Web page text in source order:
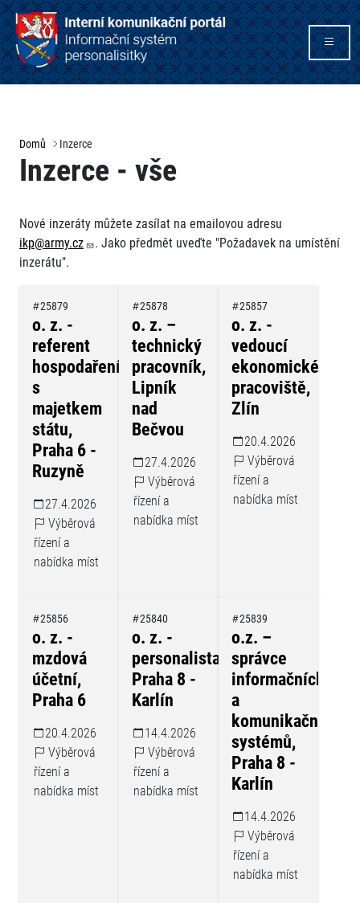
Domů Inzerce
Inzerce - vše
Nové inzeráty můžete zasílat na emailovou adresu
ikp@army.cz
. Jako předmět uveďte "Požadavek na umístění
inzerátu".
25879
o. z. -
referent
hospodaření
s
majetkem
státu,
Praha 6 -
Ruzyně
27.4.2026
Výběrová
řízení a
nabídka míst
25878
o. z. –
technický
pracovník,
Lipník
nad
Bečvou
27.4.2026
Výběrová
řízení a
nabídka míst
25857
o. z. -
vedoucí
ekonomického
pracoviště,
Zlín
20.4.2026
Výběrová
řízení a
nabídka míst
25856
o. z. -
mzdová
účetní,
Praha 6
20.4.2026
Výběrová
řízení a
nabídka míst
25840
o. z. -
personalista,
Praha 8 -
Karlín
14.4.2026
Výběrová
řízení a
nabídka míst
25839
o.z. –
správce
informačních
a
komunikačních
systémů,
Praha 8 -
Karlín
14.4.2026
Výběrová
řízení a
nabídka míst